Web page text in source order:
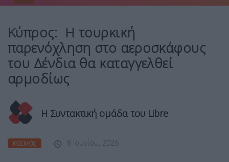
Κύπρος: Η τουρκική
παρενόχληση στο αεροσκάφους
του Δένδια θα καταγγελθεί
αρμοδίως
Η Συντακτική ομάδα του Libre
ΚΌΣΜΟΣ 8 Ιουνίου, 2026